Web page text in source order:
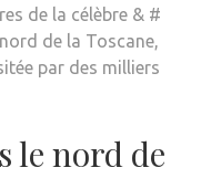
de la célèbre & #
de la Toscane,
par des milliers
le nord de